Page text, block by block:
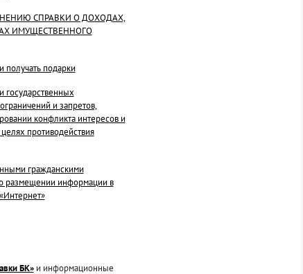
СПРАВКИ О ДОХОДАХ,
ИМУЩЕСТВЕННОГО
получать подарки
государственных
и запретов,
конфликта интересов и
противодействия
гражданскими
размещении информации в
БК» и информационные